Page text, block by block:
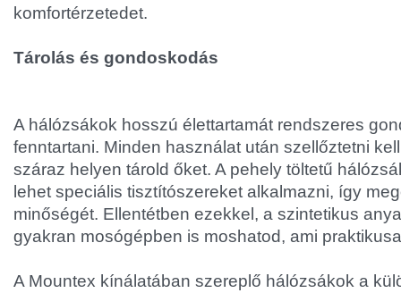
komfortérzetedet.
Tárolás és gondoskodás
A hálózsákok hosszú élettartamát rendszeres
fenntartani. Minden használat után szellőztetni
száraz helyen tárold őket. A pehely töltetű
lehet speciális tisztítószereket alkalmazni, így
minőségét. Ellentétben ezekkel, a szintetikus
gyakran mosógépben is moshatod, ami
A Mountex kínálatában szereplő hálózsákok a